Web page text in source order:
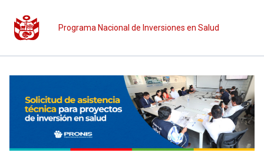
Programa Nacional de Inversiones en Salud